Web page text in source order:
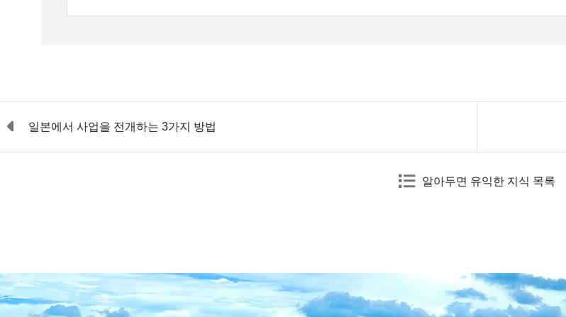
일본에서 사업을 전개하는 3가지 방법
알아두면 유익한 지식 목록